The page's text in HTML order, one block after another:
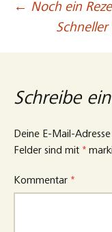
← Noch ein
Schreibe
Deine E-Mail-
Felder sind mit *
Kommentar *